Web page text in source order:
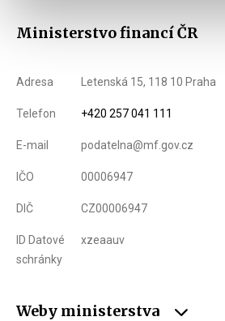
Ministerstvo financí ČR
Adresa Letenská 15, 118 10 Praha
Telefon +420 257 041 111
E-mail podatelna@mf.gov.cz
IČO 00006947
DIČ CZ00006947
ID Datové
schránky
xzeaauv
Weby ministerstva